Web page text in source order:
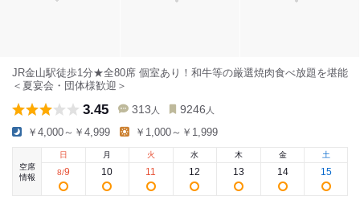
JR金山駅徒歩1分★全80席 個室あり！和牛等の厳選焼肉食べ放題を堪能
＜夏宴会・団体様歓迎＞
3.45 313 人 9246 人
￥4,000～￥4,999 ￥1,000～￥1,999
空席
情報
日
8/9
月
10
火
11
水
12
木
13
金
14
土
15